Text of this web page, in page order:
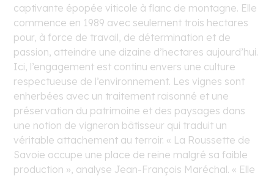
captivante épopée viticole à flanc de montagne. Elle
commence en 1989 avec seulement trois hectares
pour, à force de travail, de détermination et de
passion, atteindre une dizaine d’hectares aujourd’hui.
Ici, l’engagement est continu envers une culture
respectueuse de l’environnement. Les vignes sont
enherbées avec un traitement raisonné et une
préservation du patrimoine et des paysages dans
une notion de vigneron bâtisseur qui traduit un
véritable attachement au terroir. « La Roussette de
Savoie occupe une place de reine malgré sa faible
production », analyse Jean-François Maréchal. « Elle